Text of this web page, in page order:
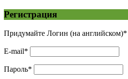
Регистрация
Придумайте Логин (на английском)*
E-mail*
Пароль*